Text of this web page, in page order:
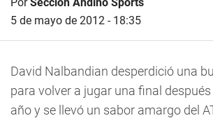
5 de mayo de 2012 - 18:35
David Nalbandian desperdició una
para volver a jugar una final
año y se llevó un sabor amargo del